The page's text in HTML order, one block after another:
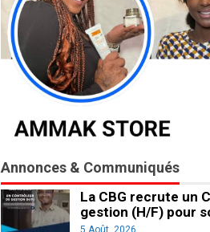
Annonces & Communiqués
La CBG recrute un
gestion (H/F) pour